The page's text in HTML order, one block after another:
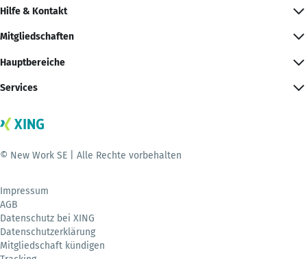
Hilfe & Kontakt
Mitgliedschaften
Hauptbereiche
Services
© New Work SE | Alle Rechte vorbehalten
Impressum
AGB
Datenschutz bei XING
Datenschutzerklärung
Mitgliedschaft kündigen